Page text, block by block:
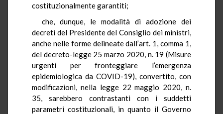
costituzionalmente garantiti;
che, dunque, le modalità di adozione dei
decreti del Presidente del Consiglio dei ministri,
anche nelle forme delineate dall’art. 1, comma 1,
del decreto-legge 25 marzo 2020, n. 19 (Misure
urgenti per fronteggiare l’emergenza
epidemiologica da COVID-19), convertito, con
modificazioni, nella legge 22 maggio 2020, n.
35, sarebbero contrastanti con i suddetti
parametri costituzionali, in quanto il Governo